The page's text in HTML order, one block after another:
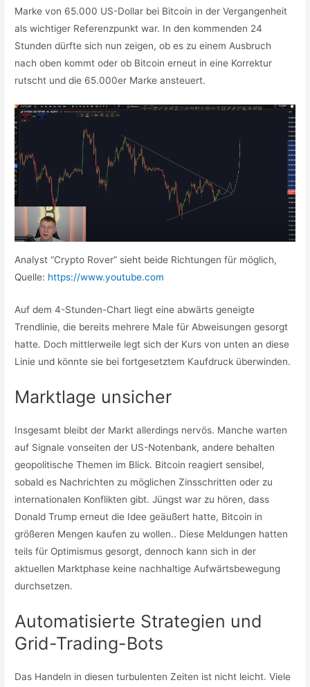
Marke von 65.000 US-Dollar bei Bitcoin in der Vergangenheit
als wichtiger Referenzpunkt war. In den kommenden 24
Stunden dürfte sich nun zeigen, ob es zu einem Ausbruch
nach oben kommt oder ob Bitcoin erneut in eine Korrektur
rutscht und die 65.000er Marke ansteuert.
Analyst “Crypto Rover” sieht beide Richtungen für möglich,
Quelle: https://www.youtube.com
Auf dem 4-Stunden-Chart liegt eine abwärts geneigte
Trendlinie, die bereits mehrere Male für Abweisungen gesorgt
hatte. Doch mittlerweile legt sich der Kurs von unten an diese
Linie und könnte sie bei fortgesetztem Kaufdruck überwinden.
Marktlage unsicher
Insgesamt bleibt der Markt allerdings nervös. Manche warten
auf Signale vonseiten der US-Notenbank, andere behalten
geopolitische Themen im Blick. Bitcoin reagiert sensibel,
sobald es Nachrichten zu möglichen Zinsschritten oder zu
internationalen Konflikten gibt. Jüngst war zu hören, dass
Donald Trump erneut die Idee geäußert hatte, Bitcoin in
größeren Mengen kaufen zu wollen.. Diese Meldungen hatten
teils für Optimismus gesorgt, dennoch kann sich in der
aktuellen Marktphase keine nachhaltige Aufwärtsbewegung
durchsetzen.
Automatisierte Strategien und
Grid-Trading-Bots
Das Handeln in diesen turbulenten Zeiten ist nicht leicht. Viele